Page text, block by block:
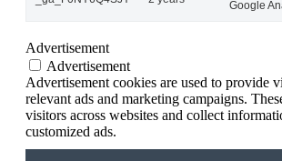
Google
Advertisement
Advertisement
Advertisement cookies are used to provide
relevant ads and marketing campaigns.
visitors across websites and collect
customized ads.